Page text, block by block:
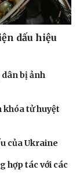
dấu hiệu
bị ảnh
khóa tử huyệt
của Ukraine
hợp tác với các